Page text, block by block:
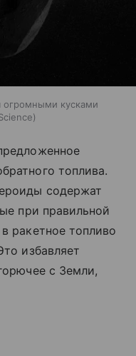
огромными кусками
топлива.
содержат
при правильной
ракетное топливо
избавляет
с Земли,